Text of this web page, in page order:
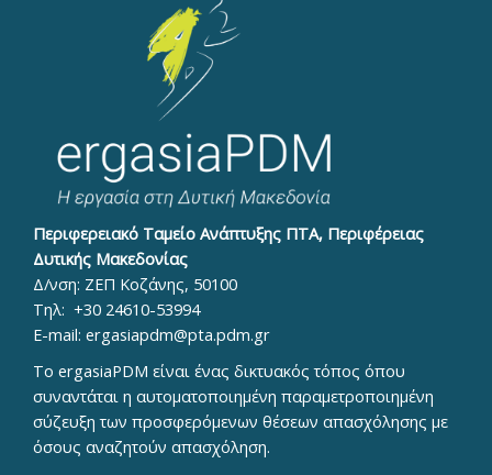
Περιφερειακό Ταμείο Ανάπτυξης ΠΤΑ, Περιφέρειας
Δυτικής Μακεδονίας
Δ/νση: ΖΕΠ Κοζάνης, 50100
Τηλ: +30 24610-53994
E-mail: ergasiapdm@pta.pdm.gr
To ergasiaPDM είναι ένας δικτυακός τόπος όπου
συναντάται η αυτοματοποιημένη παραμετροποιημένη
σύζευξη των προσφερόμενων θέσεων απασχόλησης με
όσους αναζητούν απασχόληση.